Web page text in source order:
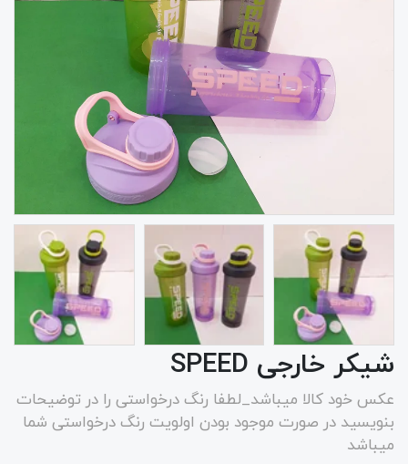
شیکر خارجی SPEED
عکس خود کالا میباشد_لطفا رنگ درخواستی را در توضیحات
بنویسید در صورت موجود بودن اولویت رنگ درخواستی شما
میباشد